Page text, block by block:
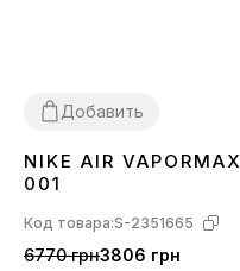
Добавить
4142 43
NIKE AIR
001
Код товара:S-2351665
6770 грн3806 грн